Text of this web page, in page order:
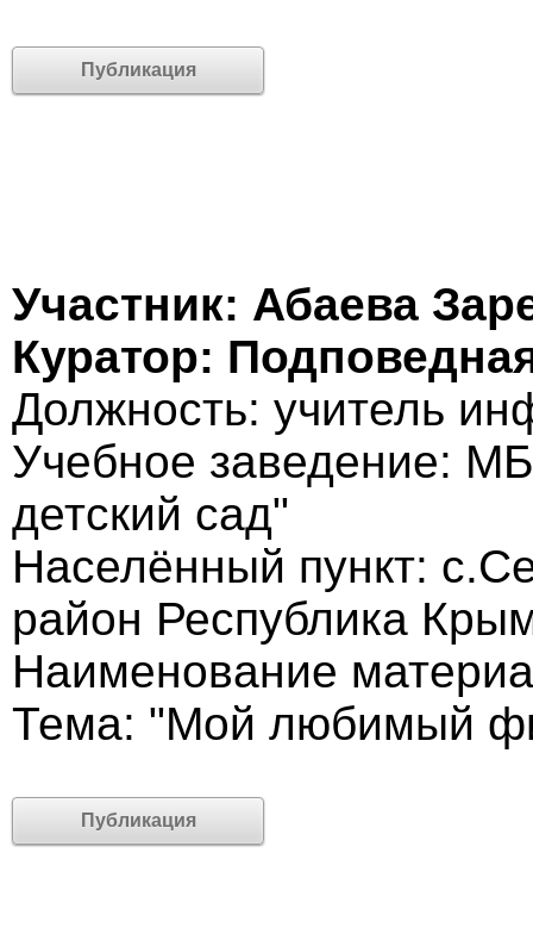
Публикация
Участник: Абаева
Куратор:
Должность: учитель
Учебное заведение:
детский сад"
Населённый пункт:
район Республика
Наименование
Тема: "Мой любимый
Публикация